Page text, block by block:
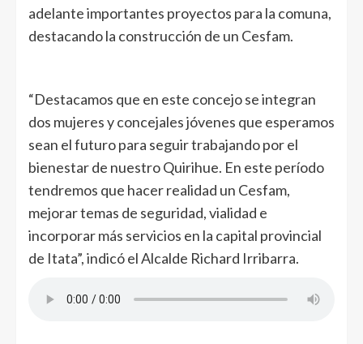
adelante importantes proyectos para la comuna,
destacando la construcción de un Cesfam.
“Destacamos que en este concejo se integran
dos mujeres y concejales jóvenes que esperamos
sean el futuro para seguir trabajando por el
bienestar de nuestro Quirihue. En este período
tendremos que hacer realidad un Cesfam,
mejorar temas de seguridad, vialidad e
incorporar más servicios en la capital provincial
de Itata”, indicó el Alcalde Richard Irribarra.